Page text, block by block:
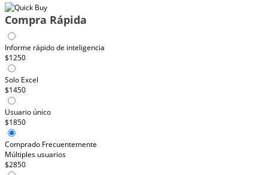
Compra Rápida
Informe rápido de inteligencia
$1250
Solo Excel
$1450
Usuario único
$1850
Comprado Frecuentemente
Múltiples usuarios
$2850